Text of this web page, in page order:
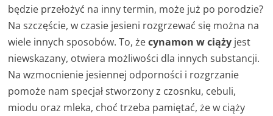
będzie przełożyć na inny termin, może już po porodzie?
Na szczęście, w czasie jesieni rozgrzewać się można na
wiele innych sposobów. To, żecynamon w ciąży jest
niewskazany, otwiera możliwości dla innych substancji.
Na wzmocnienie jesiennej odporności i rozgrzanie
pomoże nam specjał stworzony z czosnku, cebuli,
miodu oraz mleka, choć trzeba pamiętać, że w ciąży